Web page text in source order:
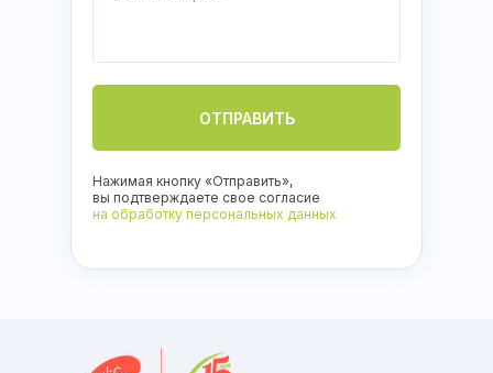
ОТПРАВИТЬ
Нажимая кнопку «Отправить»,
вы подтверждаете свое согласие
на обработку персональных данных